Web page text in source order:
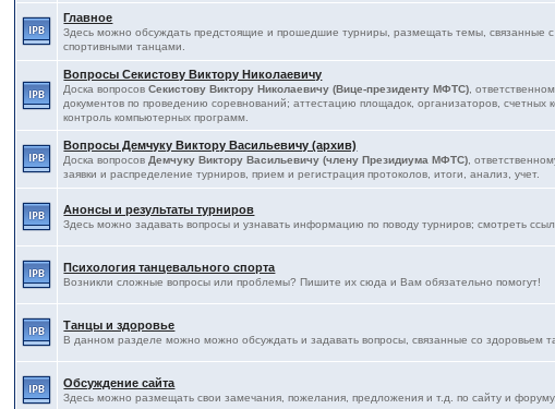
Главное
Здесь можно обсуждать предстоящие и прошедшие турниры, размещать темы, связанные
спортивными танцами.
Вопросы Секистову Виктору Николаевичу
Доска вопросовСекистову Виктору Николаевичу (Вице-президенту МФТС) ,
документов по проведению соревнований; аттестацию площадок, организаторов, счетных
контроль компьютерных программ.
Вопросы Демчуку Виктору Васильевичу (архив)
Доска вопросовДемчуку Виктору Васильевичу (члену Президиума МФТС) ,
заявки и распределение турниров, прием и регистрация протоколов, итоги, анализ, учет.
Анонсы и результаты турниров
Здесь можно задавать вопросы и узнавать информацию по поводу турниров; смотреть
Психология танцевального спорта
Возникли сложные вопросы или проблемы? Пишите их сюда и Вам обязательно помогут!
Танцы и здоровье
В данном разделе можно можно обсуждать и задавать вопросы, связанные со здоровьем
Обсуждение сайта
Здесь можно размещать свои замечания, пожелания, предложения и т.д. по сайту и форуму.